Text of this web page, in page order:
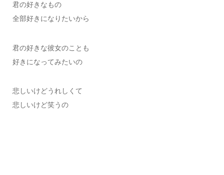
君の好きなもの
全部好きになりたいから
君の好きな彼女のことも
好きになってみたいの
悲しいけどうれしくて
悲しいけど笑うの